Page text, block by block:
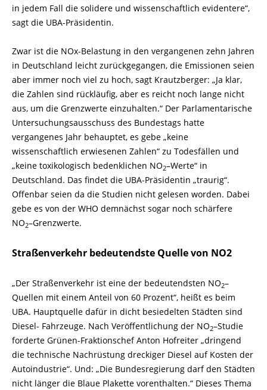
in jedem Fall die solidere und wissenschaftlich evidentere“,
sagt die UBA-Präsidentin.
Zwar ist die NOx-Belastung in den vergangenen zehn Jahren
in Deutschland leicht zurückgegangen, die Emissionen seien
aber immer noch viel zu hoch, sagt Krautzberger: „Ja klar,
die Zahlen sind rückläufig, aber es reicht noch lange nicht
aus, um die Grenzwerte einzuhalten.“ Der Parlamentarische
Untersuchungsausschuss des Bundestags hatte
vergangenes Jahr behauptet, es gebe „keine
wissenschaftlich erwiesenen Zahlen“ zu Todesfällen und
„keine toxikologisch bedenklichen NO2–Werte“ in
Deutschland. Das findet die UBA-Präsidentin „traurig“.
Offenbar seien da die Studien nicht gelesen worden. Dabei
gebe es von der WHO demnächst sogar noch schärfere
NO2–Grenzwerte.
Straßenverkehr bedeutendste Quelle von NO2
„Der Straßenverkehr ist eine der bedeutendsten NO2–
Quellen mit einem Anteil von 60 Prozent“, heißt es beim
UBA. Hauptquelle dafür in dicht besiedelten Städten sind
Diesel- Fahrzeuge. Nach Veröffentlichung der NO2–Studie
forderte Grünen-Fraktionschef Anton Hofreiter „dringend
die technische Nachrüstung dreckiger Diesel auf Kosten der
Autoindustrie“. Und: „Die Bundesregierung darf den Städten
nicht länger die Blaue Plakette vorenthalten.“ Dieses Thema